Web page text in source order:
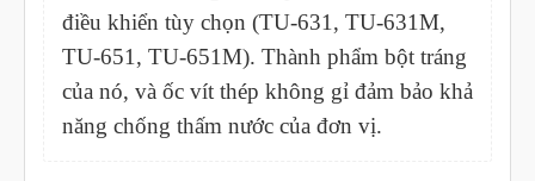
điều khiển tùy chọn (TU-631, TU-631M,
TU-651, TU-651M). Thành phẩm bột tráng
của nó, và ốc vít thép không gỉ đảm bảo khả
năng chống thấm nước của đơn vị.